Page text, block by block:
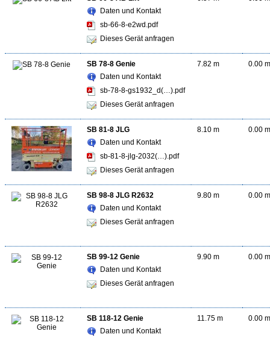
Daten und Kontakt
sb-66-8-e2wd.pdf
Dieses Gerät anfragen
SB 78-8 Genie
Daten und Kontakt
sb-78-8-gs1932_d(…).pdf
Dieses Gerät anfragen
7.82 m 0.00 m
SB 81-8 JLG
Daten und Kontakt
sb-81-8-jlg-2032(…).pdf
Dieses Gerät anfragen
8.10 m 0.00 m
SB 98-8 JLG R2632
Daten und Kontakt
Dieses Gerät anfragen
9.80 m 0.00 m
SB 99-12 Genie
Daten und Kontakt
Dieses Gerät anfragen
9.90 m 0.00 m
SB 118-12 Genie
Daten und Kontakt
11.75 m 0.00 m